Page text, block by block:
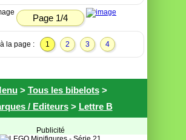
Page 1/4
la page : 1 2 3 4
> Tous les bibelots>
/ Editeurs> Lettre B
Publicité